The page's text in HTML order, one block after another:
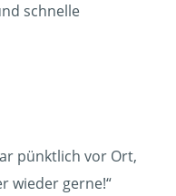
schnelle
pünktlich vor Ort,
wieder gerne!“